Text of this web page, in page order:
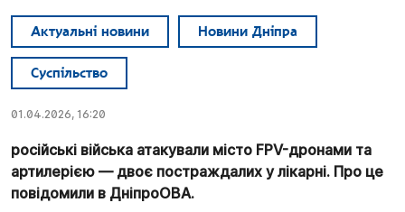
Актуальні новини Новини Дніпра
Суспільство
01.04.2026, 16:20
російські війська атакували місто FPV-дронами та
артилерією — двоє постраждалих у лікарні. Про це
повідомили в ДніпроОВА.